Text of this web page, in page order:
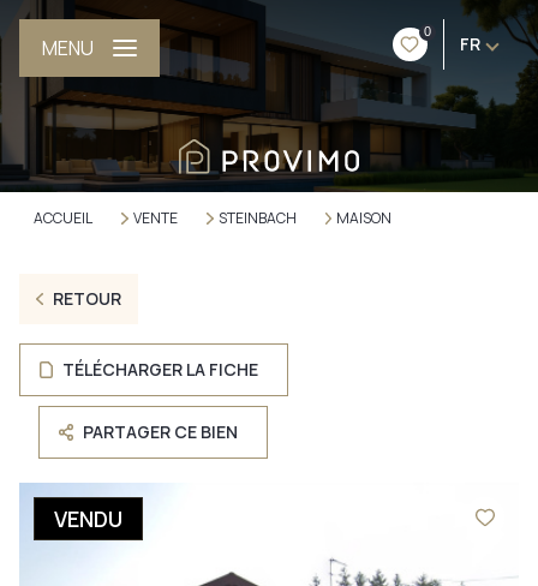
0
FR
MENU
ACCUEIL VENTE STEINBACH MAISON
RETOUR
TÉLÉCHARGER LA FICHE
PARTAGER CE BIEN
VENDU